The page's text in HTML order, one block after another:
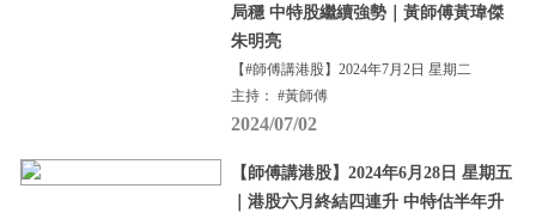
局穩 中特股繼續強勢｜黃師傅黃瑋傑
朱明亮
【#師傅講港股】2024年7月2日 星期二
主持： #黃師傅
2024/07/02
【師傅講港股】2024年6月28日 星期五
｜港股六月終結四連升 中特估半年升